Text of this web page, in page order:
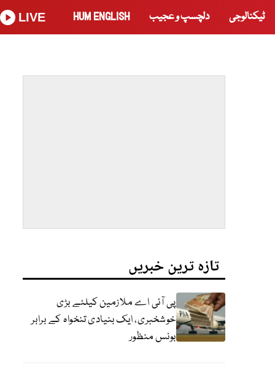
ٹیکنالوجی دلچسپ و عجیب HUM ENGLISH
LIVE
تازہ ترین خبریں
پی آئی اے ملازمین کیلئے بڑی
خوشخبری، ایک بنیادی تنخواہ کے برابر
بونس منظور